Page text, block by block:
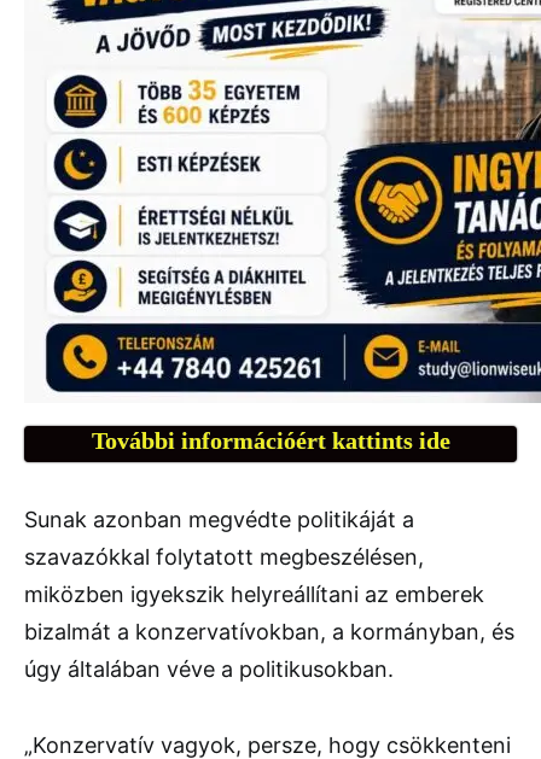
További információért kattints ide
Sunak azonban megvédte politikáját a
szavazókkal folytatott megbeszélésen,
miközben igyekszik helyreállítani az emberek
bizalmát a konzervatívokban, a kormányban, és
úgy általában véve a politikusokban.
„Konzervatív vagyok, persze, hogy csökkenteni